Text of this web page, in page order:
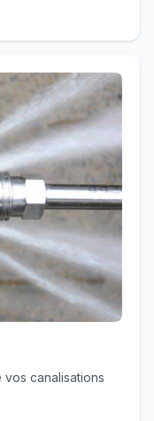
canalisations